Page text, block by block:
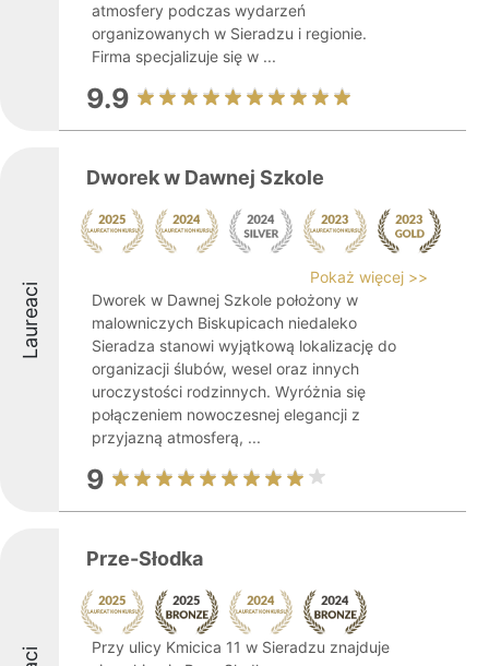
atmosfery podczas wydarzeń
organizowanych w Sieradzu i regionie.
Firma specjalizuje się w ...
9.9
Laureaci
Dworek w Dawnej Szkole
Pokaż więcej >>
Dworek w Dawnej Szkole położony w
malowniczych Biskupicach niedaleko
Sieradza stanowi wyjątkową lokalizację do
organizacji ślubów, wesel oraz innych
uroczystości rodzinnych. Wyróżnia się
połączeniem nowoczesnej elegancji z
przyjazną atmosferą, ...
9
Prze-Słodka
Przy ulicy Kmicica 11 w Sieradzu znajduje